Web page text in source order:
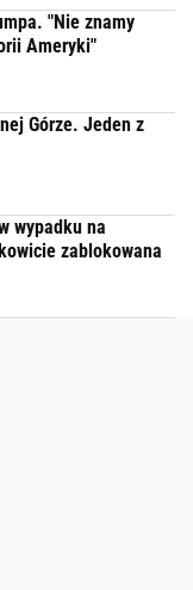
"Nie znamy
Ameryki"
Górze. Jeden z
wypadku na
zablokowana